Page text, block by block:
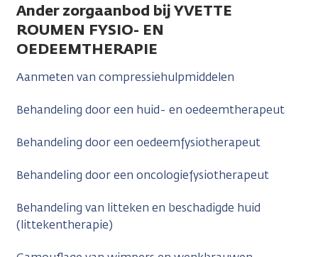
Ander zorgaanbod bij YVETTE
ROUMEN FYSIO- EN
OEDEEMTHERAPIE
Aanmeten van compressiehulpmiddelen
Behandeling door een huid- en oedeemtherapeut
Behandeling door een oedeemfysiotherapeut
Behandeling door een oncologiefysiotherapeut
Behandeling van litteken en beschadigde huid
(littekentherapie)